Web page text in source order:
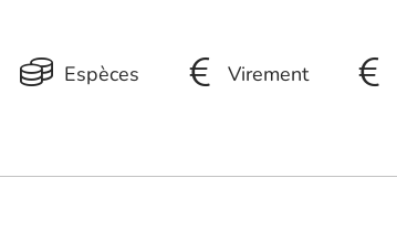
Espèces Virement